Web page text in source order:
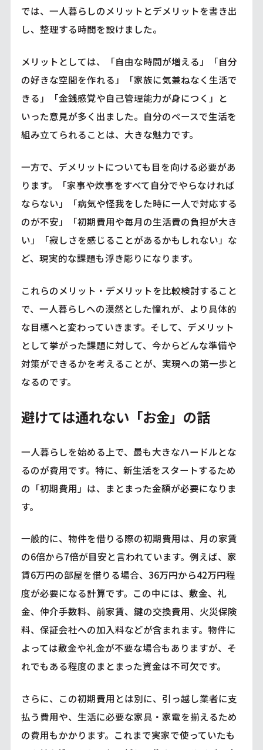
では、一人暮らしのメリットとデメリットを書き出
し、整理する時間を設けました。
メリットとしては、「自由な時間が増える」「自分
の好きな空間を作れる」「家族に気兼ねなく生活で
きる」「金銭感覚や自己管理能力が身につく」と
いった意見が多く出ました。自分のペースで生活を
組み立てられることは、大きな魅力です。
一方で、デメリットについても目を向ける必要があ
ります。「家事や炊事をすべて自分でやらなければ
ならない」「病気や怪我をした時に一人で対応する
のが不安」「初期費用や毎月の生活費の負担が大き
い」「寂しさを感じることがあるかもしれない」な
ど、現実的な課題も浮き彫りになります。
これらのメリット・デメリットを比較検討すること
で、一人暮らしへの漠然とした憧れが、より具体的
な目標へと変わっていきます。そして、デメリット
として挙がった課題に対して、今からどんな準備や
対策ができるかを考えることが、実現への第一歩と
なるのです。
避けては通れない「お金」の話
一人暮らしを始める上で、最も大きなハードルとな
るのが費用です。特に、新生活をスタートするため
の「初期費用」は、まとまった金額が必要になりま
す。
一般的に、物件を借りる際の初期費用は、月の家賃
の6倍から7倍が目安と言われています。例えば、家
賃6万円の部屋を借りる場合、36万円から42万円程
度が必要になる計算です。この中には、敷金、礼
金、仲介手数料、前家賃、鍵の交換費用、火災保険
料、保証会社への加入料などが含まれます。物件に
よっては敷金や礼金が不要な場合もありますが、そ
れでもある程度のまとまった資金は不可欠です。
さらに、この初期費用とは別に、引っ越し業者に支
払う費用や、生活に必要な家具・家電を揃えるため
の費用もかかります。これまで実家で使っていたも